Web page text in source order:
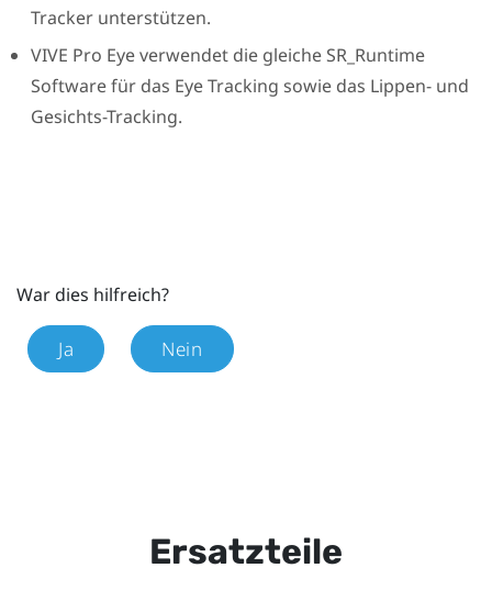
Trackerunterstützen.
VIVE Pro Eyeverwendet die gleiche SR_Runtime
Software für das Eye Tracking sowie das Lippen- und
Gesichts-Tracking.
War dies hilfreich?
Ja Nein
Ersatzteile